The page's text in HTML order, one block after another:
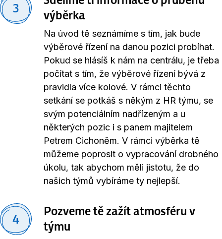
3
výběrka
Na úvod tě seznámíme s tím, jak bude
výběrové řízení na danou pozici probíhat.
Pokud se hlásíš k nám na centrálu, je třeba
počítat s tím, že výběrové řízení bývá z
pravidla více kolové. V rámci těchto
setkání se potkáš s někým z HR týmu, se
svým potenciálním nadřízeným a u
některých pozic i s panem majitelem
Petrem Cichoněm. V rámci výběrka tě
můžeme poprosit o vypracování drobného
úkolu, tak abychom měli jistotu, že do
našich týmů vybíráme ty nejlepší.
4
Pozveme tě zažít atmosféru v
týmu